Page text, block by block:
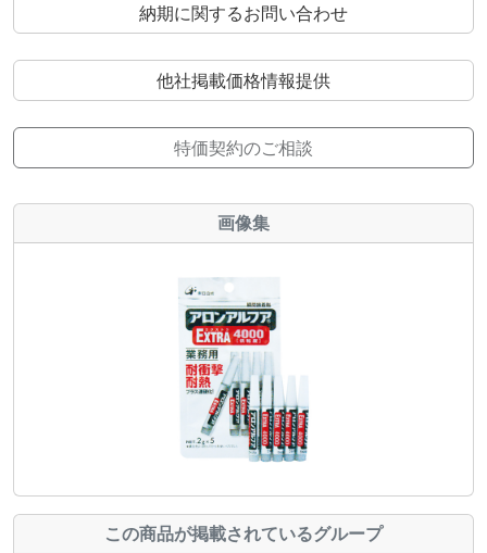
納期に関するお問い合わせ
他社掲載価格情報提供
特価契約のご相談
画像集
この商品が掲載されているグループ